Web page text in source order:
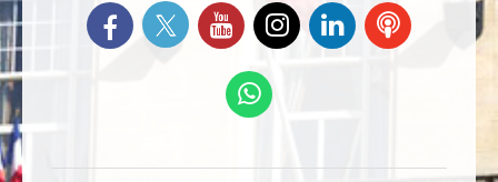
Retrouvez-nous sur Facebook
Suivez-nous sur Twitter
Suivez-nous sur YouTube
Suivez-nous sur
Instagram
Retrouvez-
nous sur
Ecoutez